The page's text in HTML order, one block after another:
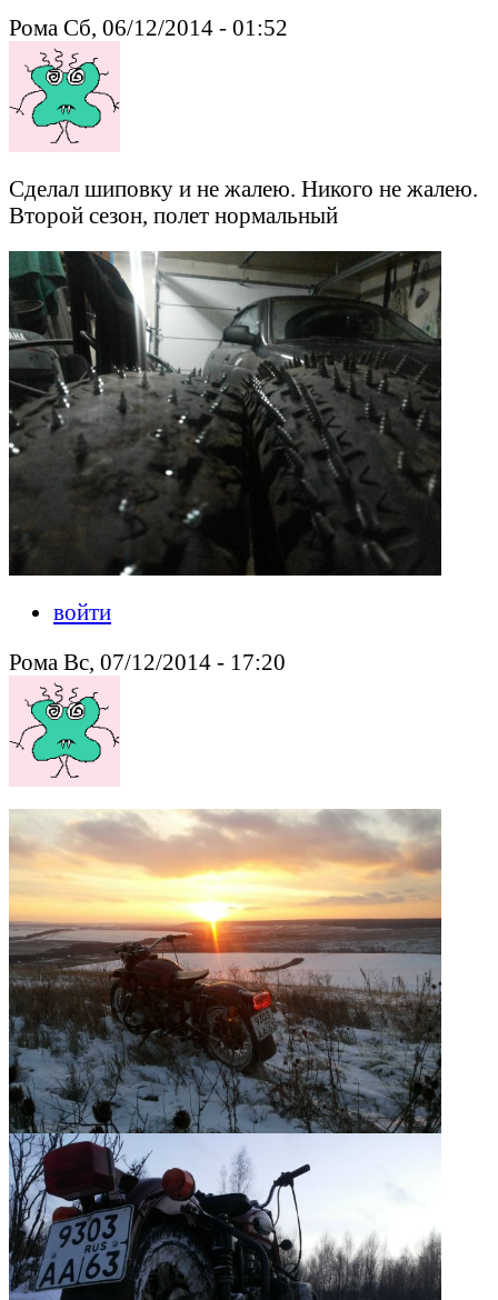
Рома Сб, 06/12/2014 - 01:52
Сделал шиповку и не жалею. Никого не жалею.
Второй сезон, полет нормальный
войти
Рома Вс, 07/12/2014 - 17:20